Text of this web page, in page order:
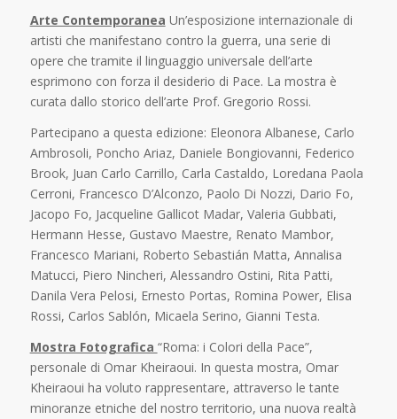
Arte Contemporanea Un’esposizione internazionale di
artisti che manifestano contro la guerra, una serie di
opere che tramite il linguaggio universale dell’arte
esprimono con forza il desiderio di Pace. La mostra è
curata dallo storico dell’arte Prof. Gregorio Rossi.
Partecipano a questa edizione: Eleonora Albanese, Carlo
Ambrosoli, Poncho Ariaz, Daniele Bongiovanni, Federico
Brook, Juan Carlo Carrillo, Carla Castaldo, Loredana Paola
Cerroni, Francesco D’Alconzo, Paolo Di Nozzi, Dario Fo,
Jacopo Fo, Jacqueline Gallicot Madar, Valeria Gubbati,
Hermann Hesse, Gustavo Maestre, Renato Mambor,
Francesco Mariani, Roberto Sebastián Matta, Annalisa
Matucci, Piero Nincheri, Alessandro Ostini, Rita Patti,
Danila Vera Pelosi, Ernesto Portas, Romina Power, Elisa
Rossi, Carlos Sablón, Micaela Serino, Gianni Testa.
Mostra Fotografica “Roma: i Colori della Pace”,
personale di Omar Kheiraoui. In questa mostra, Omar
Kheiraoui ha voluto rappresentare, attraverso le tante
minoranze etniche del nostro territorio, una nuova realtà